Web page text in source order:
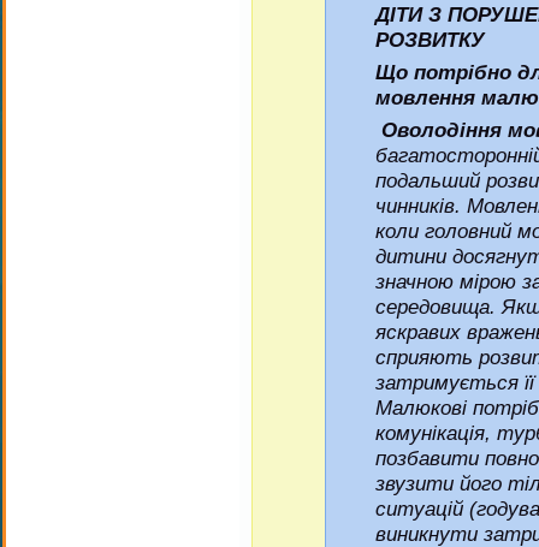
ДІТИ З
РОЗВИТКУ
Що потрібно
мовлення
Оволодіння
подальший
чинників.
коли головний
дитини
значною мірою
середовища.
яскравих
сприяють
затримується її
Малюкові
комунікація,
позбавити
звузити його
ситуацій
виникнути